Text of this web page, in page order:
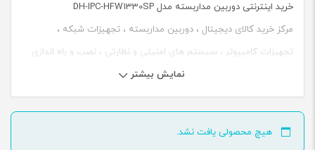
خرید اینترنتی دوربین مداربسته مدل DH-IPC-HFW1330SP
مرکز خرید کالای دیجیتال ، دوربین مداربسته ، تجهیزات شبکه ،
تجهیزات کامپیوتر ، سیستم های امنیتی و نظارتی ، نصب و راه اندازی
مرکز خرید کالای دیجیتال ، دوربین مداربسته ، تجهیزات شبکه ،
دوربین مداربسته و تعمیرات
نمایش بیشتر
هیچ محصولی یافت نشد.